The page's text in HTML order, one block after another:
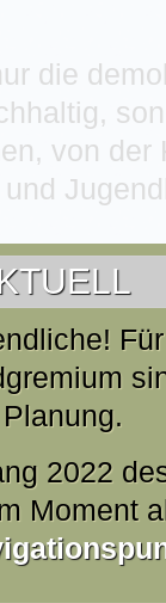
die
von der
2022
Moment